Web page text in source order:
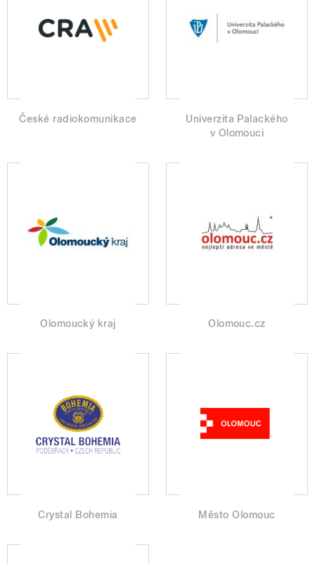
České radiokomunikace
Univerzita Palackého
v Olomouci
Olomoucký kraj Olomouc.cz
Crystal Bohemia Město Olomouc